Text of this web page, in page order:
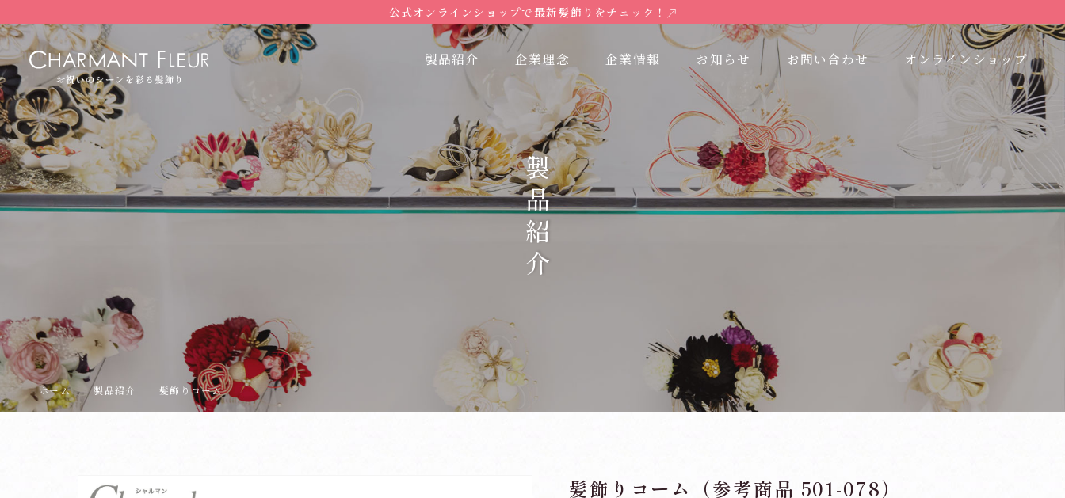
公式オンラインショップで最新髪飾りをチェック！
製品紹介 企業理念 企業情報 お知らせ お問い合わせ オンラインショップ
製品紹介
ホーム 製品紹介 髪飾りコーム
髪飾りコーム（参考商品 501-078）